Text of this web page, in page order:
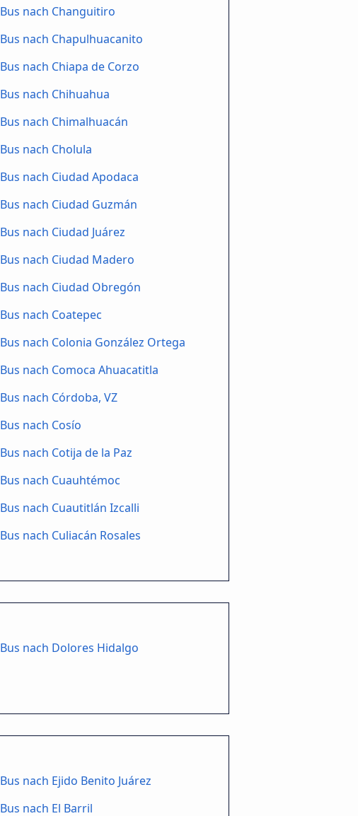
Bus nach Changuitiro
Bus nach Chapulhuacanito
Bus nach Chiapa de Corzo
Bus nach Chihuahua
Bus nach Chimalhuacán
Bus nach Cholula
Bus nach Ciudad Apodaca
Bus nach Ciudad Guzmán
Bus nach Ciudad Juárez
Bus nach Ciudad Madero
Bus nach Ciudad Obregón
Bus nach Coatepec
Bus nach Colonia González Ortega
Bus nach Comoca Ahuacatitla
Bus nach Córdoba, VZ
Bus nach Cosío
Bus nach Cotija de la Paz
Bus nach Cuauhtémoc
Bus nach Cuautitlán Izcalli
Bus nach Culiacán Rosales
Bus nach Dolores Hidalgo
Bus nach Ejido Benito Juárez
Bus nach El Barril